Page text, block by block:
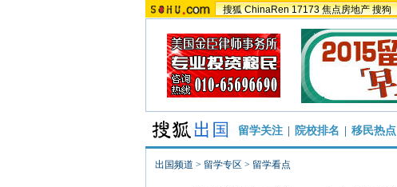
搜狐 ChinaRen 17173 焦点房地产 搜狗
留学关注 院校排名 移民热点
出国频道 > 留学专区 > 留学看点